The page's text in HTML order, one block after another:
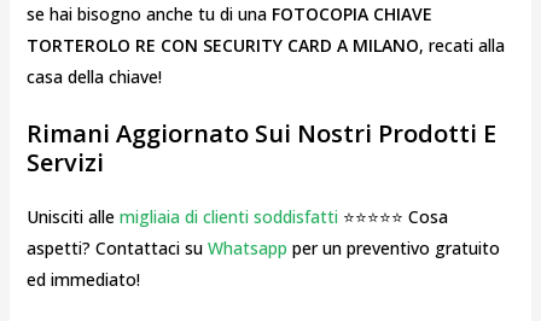
se hai bisogno anche tu di una FOTOCOPIA CHIAVE
TORTEROLO RE CON SECURITY CARD A MILANO, recati alla
casa della chiave!
Rimani Aggiornato Sui Nostri Prodotti E
Servizi
Unisciti alle migliaia di clienti soddisfatti⭐⭐⭐⭐⭐ Cosa
aspetti? Contattaci su Whatsapp per un preventivo gratuito
ed immediato!